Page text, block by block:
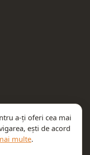
a-ți oferi cea mai
ești de acord
multe.